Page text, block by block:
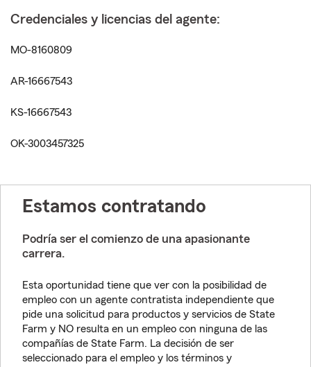
Credenciales y licencias del agente:
MO-8160809
AR-16667543
KS-16667543
OK-3003457325
Estamos contratando
Podría ser el comienzo de una apasionante
carrera.
Esta oportunidad tiene que ver con la posibilidad de
empleo con un agente contratista independiente que
pide una solicitud para productos y servicios de State
Farm y NO resulta en un empleo con ninguna de las
compañías de State Farm. La decisión de ser
seleccionado para el empleo y los términos y